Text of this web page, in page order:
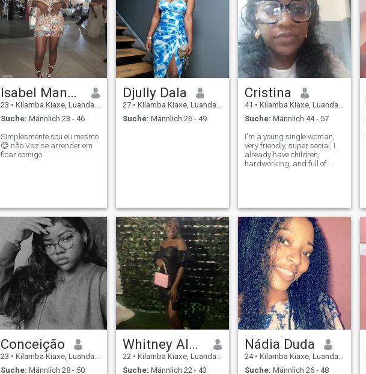
Isabel Manuel
23 • Kilamba Kiaxe, Luanda, Angola
Suche: Männlich 23 - 46
Simplesmente sou eu mesmo
😊 não Vaz se arrender em
ficar comigo
Djully Dala
27 • Kilamba Kiaxe, Luanda, Angola
Suche: Männlich 26 - 49
Cristina
41 • Kilamba Kiaxe, Luanda, Angola
Suche: Männlich 44 - 57
I'm a young single woman,
very friendly, super social, I
already have children,
hardworking, and full of
Conceição
23 • Kilamba Kiaxe, Luanda, Angola
Suche: Männlich 28 - 50
Whitney Almeida
22 • Kilamba Kiaxe, Luanda, Angola
Suche: Männlich 22 - 43
Nádia Duda
24 • Kilamba Kiaxe, Luanda, Angola
Suche: Männlich 26 - 48